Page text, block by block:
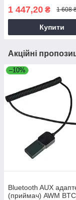
1 447,20 ₴ 1 608
Купити
Акційні
–10%
Bluetooth AUX
(приймач) AWM